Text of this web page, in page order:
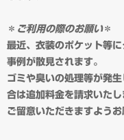
ダ
ー
メ
＊ ご利用の際のお願い＊
最近、衣装のポケット等
事例が散見されます。
ゴミや臭いの処理等が発
合は追加料金を請求いたし
ご留意いただきますようお